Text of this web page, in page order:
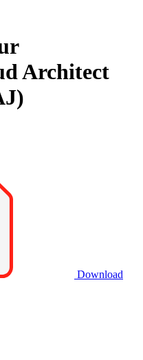
Architect
Download